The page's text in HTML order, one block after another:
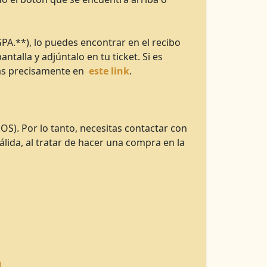
lo puedes encontrar en el recibo
y adjúntalo en tu ticket. Si es
precisamente en este link.
Por lo tanto, necesitas contactar con
al tratar de hacer una compra en la